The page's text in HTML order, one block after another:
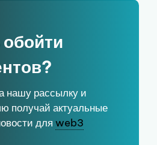
нашу рассылку и
получай актуальные
для web3